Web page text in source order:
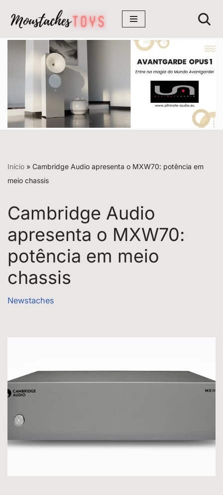
Avançar
para
conteúdo
Início » Cambridge Audio apresenta o MXW70: potência em
meio chassis
Cambridge Audio
apresenta o MXW70:
potência em meio
chassis
Newstaches